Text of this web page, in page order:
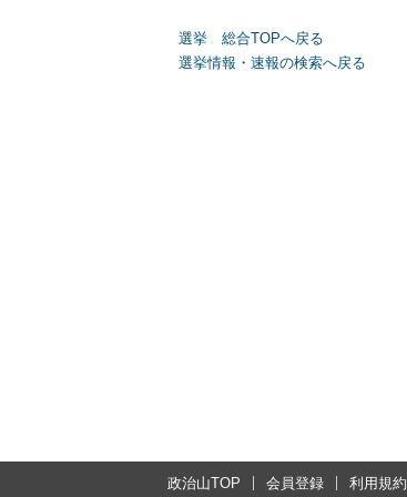
選挙 総合TOPへ戻る
選挙情報・速報の検索へ戻る
政治山TOP 会員登録 利用規約